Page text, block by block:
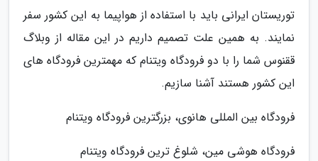
توریستان ایرانی باید با استفاده از هواپیما به این کشور سفر
نمایند. به همین علت تصمیم داریم در این مقاله از وبلاگ
ققنوس شما را با دو فرودگاه ویتنام که مهمترین فرودگاه های
این کشور هستند آشنا سازیم.
فرودگاه بین المللی هانوی، بزرگترین فرودگاه ویتنام
فرودگاه هوشی مین، شلوغ ترین فرودگاه ویتنام